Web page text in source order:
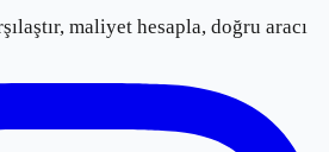
maliyet hesapla, doğru aracı